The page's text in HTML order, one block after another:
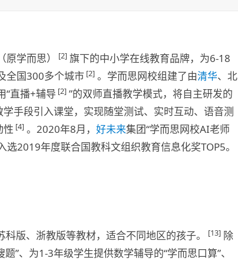
学而思） [2] 旗下的中小学在线教育品牌，为6-18
全国300多个城市 [2] 。学而思网校组建了由清华、北
“直播+辅导 [2] ”的双师直播教学模式，将自主研发的
手段引入课堂，实现随堂测试、实时互动、语音测
性 [4] 。2020年8月， 好未来集团“学而思网校AI老师
2019年度联合国教科文组织教育信息化奖TOP5。
版、浙教版等教材，适合不同地区的孩子。 [13] 除
”、为1-3年级学生提供数学辅导的“学而思口算”、